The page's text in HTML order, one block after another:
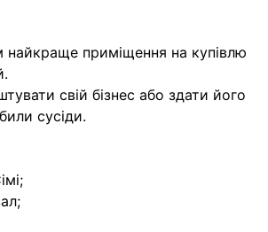
приміщення на купівлю
свій бізнес або здати його
сусіди.